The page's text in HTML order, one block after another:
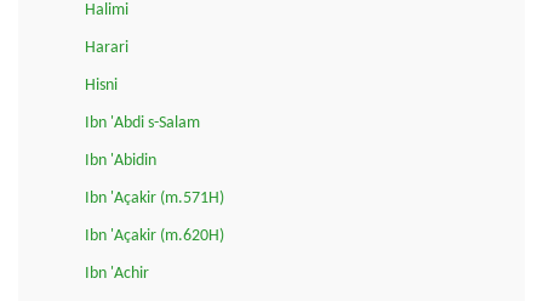
Halimi
Harari
Hisni
Ibn 'Abdi s-Salam
Ibn 'Abidin
Ibn 'Açakir (m.571H)
Ibn 'Açakir (m.620H)
Ibn 'Achir